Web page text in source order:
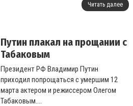
Читать далее
Путин плакал на прощании с
Табаковым
Президент РФ Владимир Путин
приходил попрощаться с умершим 12
марта актером и режиссером Олегом
Табаковым....